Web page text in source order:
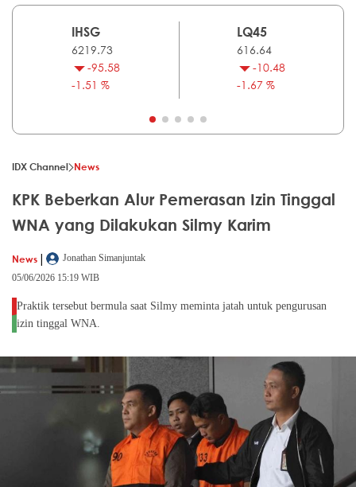
IHSG
6219.73
-95.58
-1.51 %
LQ45
616.64
-10.48
-1.67 %
IDX Channel News
KPK Beberkan Alur Pemerasan Izin Tinggal
WNA yang Dilakukan Silmy Karim
News |
Jonathan Simanjuntak
05/06/2026 15:19 WIB
Praktik tersebut bermula saat Silmy meminta jatah untuk pengurusan
izin tinggal WNA.